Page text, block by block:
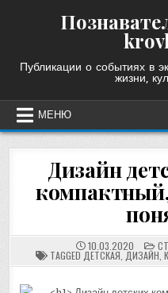
Публикации о событиях в
жизни,
МЕНЮ
Дизайн
10.03.2020
IN
TAGGED ДЕТСКАЯ ДИЗАЙН